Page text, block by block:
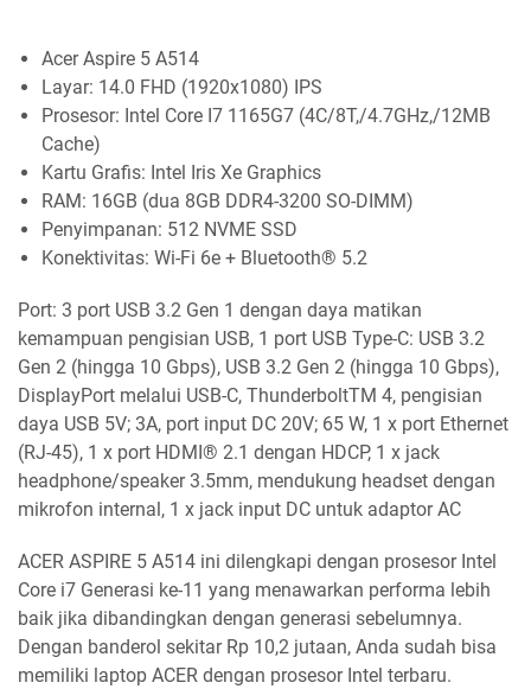
Acer Aspire 5 A514
Layar: 14.0 FHD (1920x1080) IPS
Prosesor: Intel Core I7 1165G7 (4C/8T,/4.7GHz,/12MB
Cache)
Kartu Grafis: Intel Iris Xe Graphics
RAM: 16GB (dua 8GB DDR4-3200 SO-DIMM)
Penyimpanan: 512 NVME SSD
Konektivitas: Wi-Fi 6e + Bluetooth® 5.2
Port: 3 port USB 3.2 Gen 1 dengan daya matikan
kemampuan pengisian USB, 1 port USB Type-C: USB 3.2
Gen 2 (hingga 10 Gbps), USB 3.2 Gen 2 (hingga 10 Gbps),
DisplayPort melalui USB-C, ThunderboltTM 4, pengisian
daya USB 5V; 3A, port input DC 20V; 65 W, 1 x port Ethernet
(RJ-45), 1 x port HDMI® 2.1 dengan HDCP, 1 x jack
headphone/speaker 3.5mm, mendukung headset dengan
mikrofon internal, 1 x jack input DC untuk adaptor AC
ACER ASPIRE 5 A514 ini dilengkapi dengan prosesor Intel
Core i7 Generasi ke-11 yang menawarkan performa lebih
baik jika dibandingkan dengan generasi sebelumnya.
Dengan banderol sekitar Rp 10,2 jutaan, Anda sudah bisa
memiliki laptop ACER dengan prosesor Intel terbaru.